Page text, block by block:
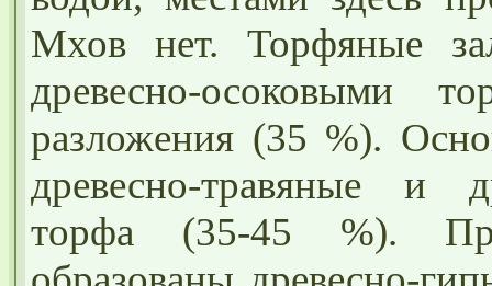
Мхов нет. Торфяные
древесно-осоковыми
разложения (35 %).
древесно-травяные и
торфа (35-45 %).